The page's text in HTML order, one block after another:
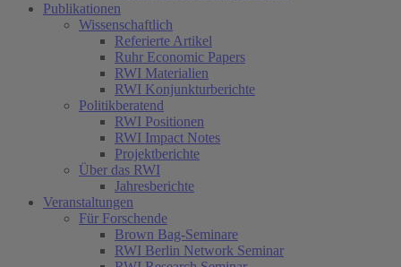
Publikationen
Wissenschaftlich
Referierte Artikel
Ruhr Economic Papers
RWI Materialien
RWI Konjunkturberichte
Politikberatend
RWI Positionen
RWI Impact Notes
Projektberichte
Über das RWI
Jahresberichte
Veranstaltungen
Für Forschende
Brown Bag-Seminare
RWI Berlin Network Seminar